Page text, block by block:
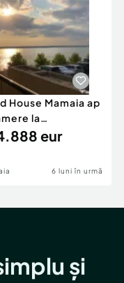
House Mamaia ap
la
Mega
eur
6 luni în urmă
și